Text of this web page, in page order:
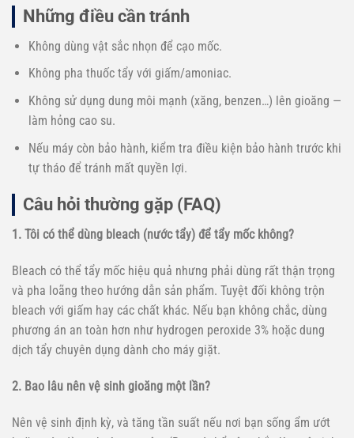
Những điều cần tránh
Không dùng vật sắc nhọn để cạo mốc.
Không pha thuốc tẩy với giấm/amoniac.
Không sử dụng dung môi mạnh (xăng, benzen…) lên gioăng —
làm hỏng cao su.
Nếu máy còn bảo hành, kiểm tra điều kiện bảo hành trước khi
tự tháo để tránh mất quyền lợi.
Câu hỏi thường gặp (FAQ)
1. Tôi có thể dùng bleach (nước tẩy) để tẩy mốc không?
Bleach có thể tẩy mốc hiệu quả nhưng phải dùng rất thận trọng
và pha loãng theo hướng dẫn sản phẩm. Tuyệt đối không trộn
bleach với giấm hay các chất khác. Nếu bạn không chắc, dùng
phương án an toàn hơn như hydrogen peroxide 3% hoặc dung
dịch tẩy chuyên dụng dành cho máy giặt.
2. Bao lâu nên vệ sinh gioăng một lần?
Nên vệ sinh định kỳ, và tăng tần suất nếu nơi bạn sống ẩm ướt